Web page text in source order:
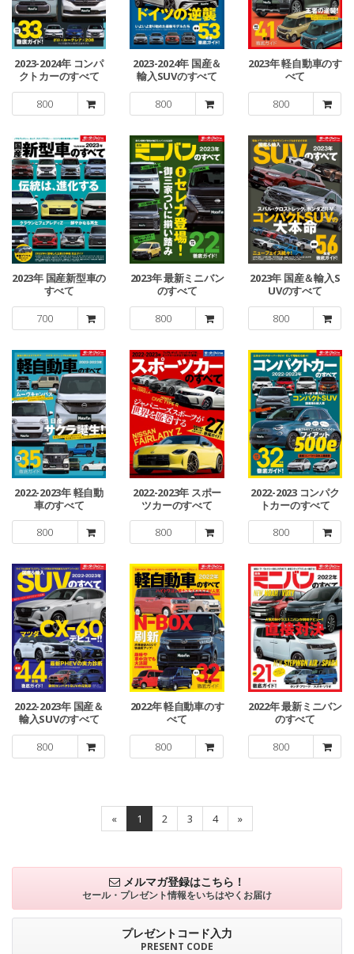
2023-2024年 コンパ
クトカーのすべて
800
2023-2024年 国産＆
輸入SUVのすべて
800
2023年 軽自動車のす
べて
800
2023年 国産新型車の
すべて
700
2023年 最新ミニバン
のすべて
800
2023年 国産＆輸入S
UVのすべて
800
2022-2023年 軽自動
車のすべて
800
2022-2023年 スポー
ツカーのすべて
800
2022-2023 コンパク
トカーのすべて
800
2022-2023年 国産＆
輸入SUVのすべて
800
2022年 軽自動車のす
べて
800
2022年 最新ミニバン
のすべて
800
« 1 2 3 4 »
メルマガ登録はこちら！
セール・プレゼント情報をいちはやくお届け
プレゼントコード入力
PRESENT CODE